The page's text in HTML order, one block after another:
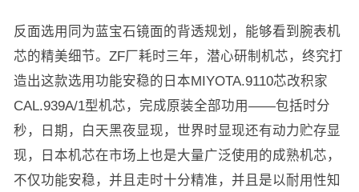
反面选用同为蓝宝石镜面的背透规划，能够看到腕表机
芯的精美细节。ZF厂耗时三年，潜心研制机芯，终究打
造出这款选用功能安稳的日本MIYOTA.9110芯改积家
CAL.939A/1型机芯，完成原装全部功用——包括时分
秒，日期，白天黑夜显现，世界时显现还有动力贮存显
现，日本机芯在市场上也是大量广泛使用的成熟机芯，
不仅功能安稳，并且走时十分精准，并且是以耐用性知